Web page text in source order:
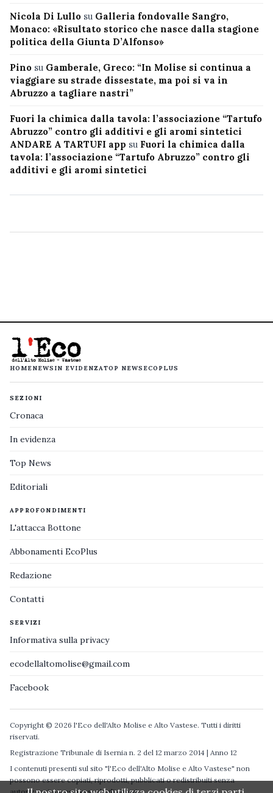
Nicola Di Lullo su Galleria fondovalle Sangro,
Monaco: «Risultato storico che nasce dalla stagione
politica della Giunta D’Alfonso»
Pino su Gamberale, Greco: “In Molise si continua a
viaggiare su strade dissestate, ma poi si va in
Abruzzo a tagliare nastri”
Fuori la chimica dalla tavola: l’associazione “Tartufo
Abruzzo” contro gli additivi e gli aromi sintetici
ANDARE A TARTUFI app su Fuori la chimica dalla
tavola: l’associazione “Tartufo Abruzzo” contro gli
additivi e gli aromi sintetici
HOMENEWS IN EVIDENZATOP NEWS ECOPLUS
SEZIONI
Cronaca
In evidenza
Top News
Editoriali
APPROFONDIMENTI
L'attacca Bottone
Abbonamenti EcoPlus
Redazione
Contatti
SERVIZI
Informativa sulla privacy
ecodellaltomolise@gmail.com
Facebook
Copyright © 2026 l'Eco dell'Alto Molise e Alto Vastese. Tutti i diritti
riservati.
Registrazione Tribunale di Isernia n. 2 del 12 marzo 2014 | Anno 12
I contenuti presenti sul sito "l'Eco dell'Alto Molise e Alto Vastese" non
possono essere copiati, riprodotti, pubblicati o redistribuiti senza